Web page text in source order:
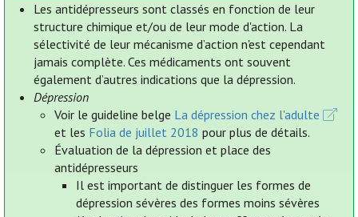
Les antidépresseurs sont classés en fonction de leur
structure chimique et/ou de leur mode d'action. La
sélectivité de leur mécanisme d’action n'est cependant
jamais complète. Ces médicaments ont souvent
également d’autres indications que la dépression.
Dépression
Voir le guideline belge La dépression chez l'adulte
et les Folia de juillet 2018 pour plus de détails.
Évaluation de la dépression et place des
antidépresseurs
Il est important de distinguer les formes de
dépression sévères des formes moins sévères